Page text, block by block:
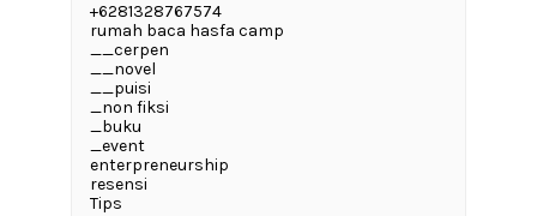
+6281328767574
rumah baca hasfa camp
__cerpen
__novel
__puisi
_non fiksi
_buku
_event
enterpreneurship
resensi
Tips